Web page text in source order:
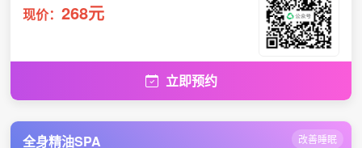
现价： 268元
立即预约
全身精油SPA 改善睡眠